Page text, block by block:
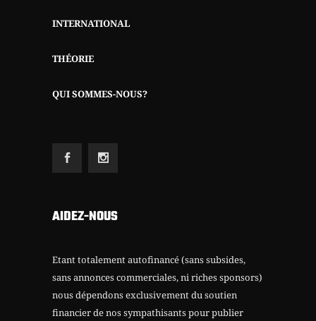
INTERNATIONAL
THÉORIE
QUI SOMMES-NOUS?
AIDEZ-NOUS
Etant totalement autofinancé (sans subsides,
sans annonces commerciales, ni riches sponsors)
nous dépendons exclusivement du soutien
financier de nos sympathisants pour publier